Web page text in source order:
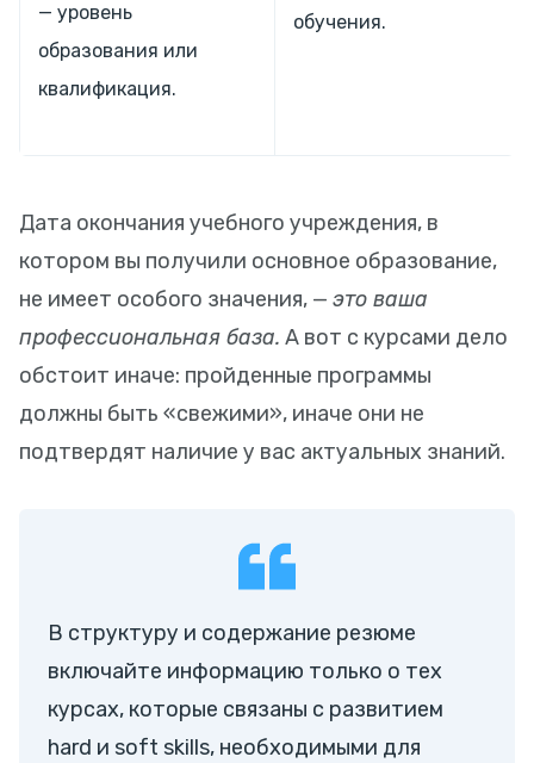
— уровень
образования или
квалификация.
обучения.
Дата окончания учебного учреждения, в
котором вы получили основное образование,
не имеет особого значения, — это ваша
профессиональная база. А вот с курсами дело
обстоит иначе: пройденные программы
должны быть «свежими», иначе они не
подтвердят наличие у вас актуальных знаний.
В структуру и содержание резюме
включайте информацию только о тех
курсах, которые связаны с развитием
hard и soft skills, необходимыми для